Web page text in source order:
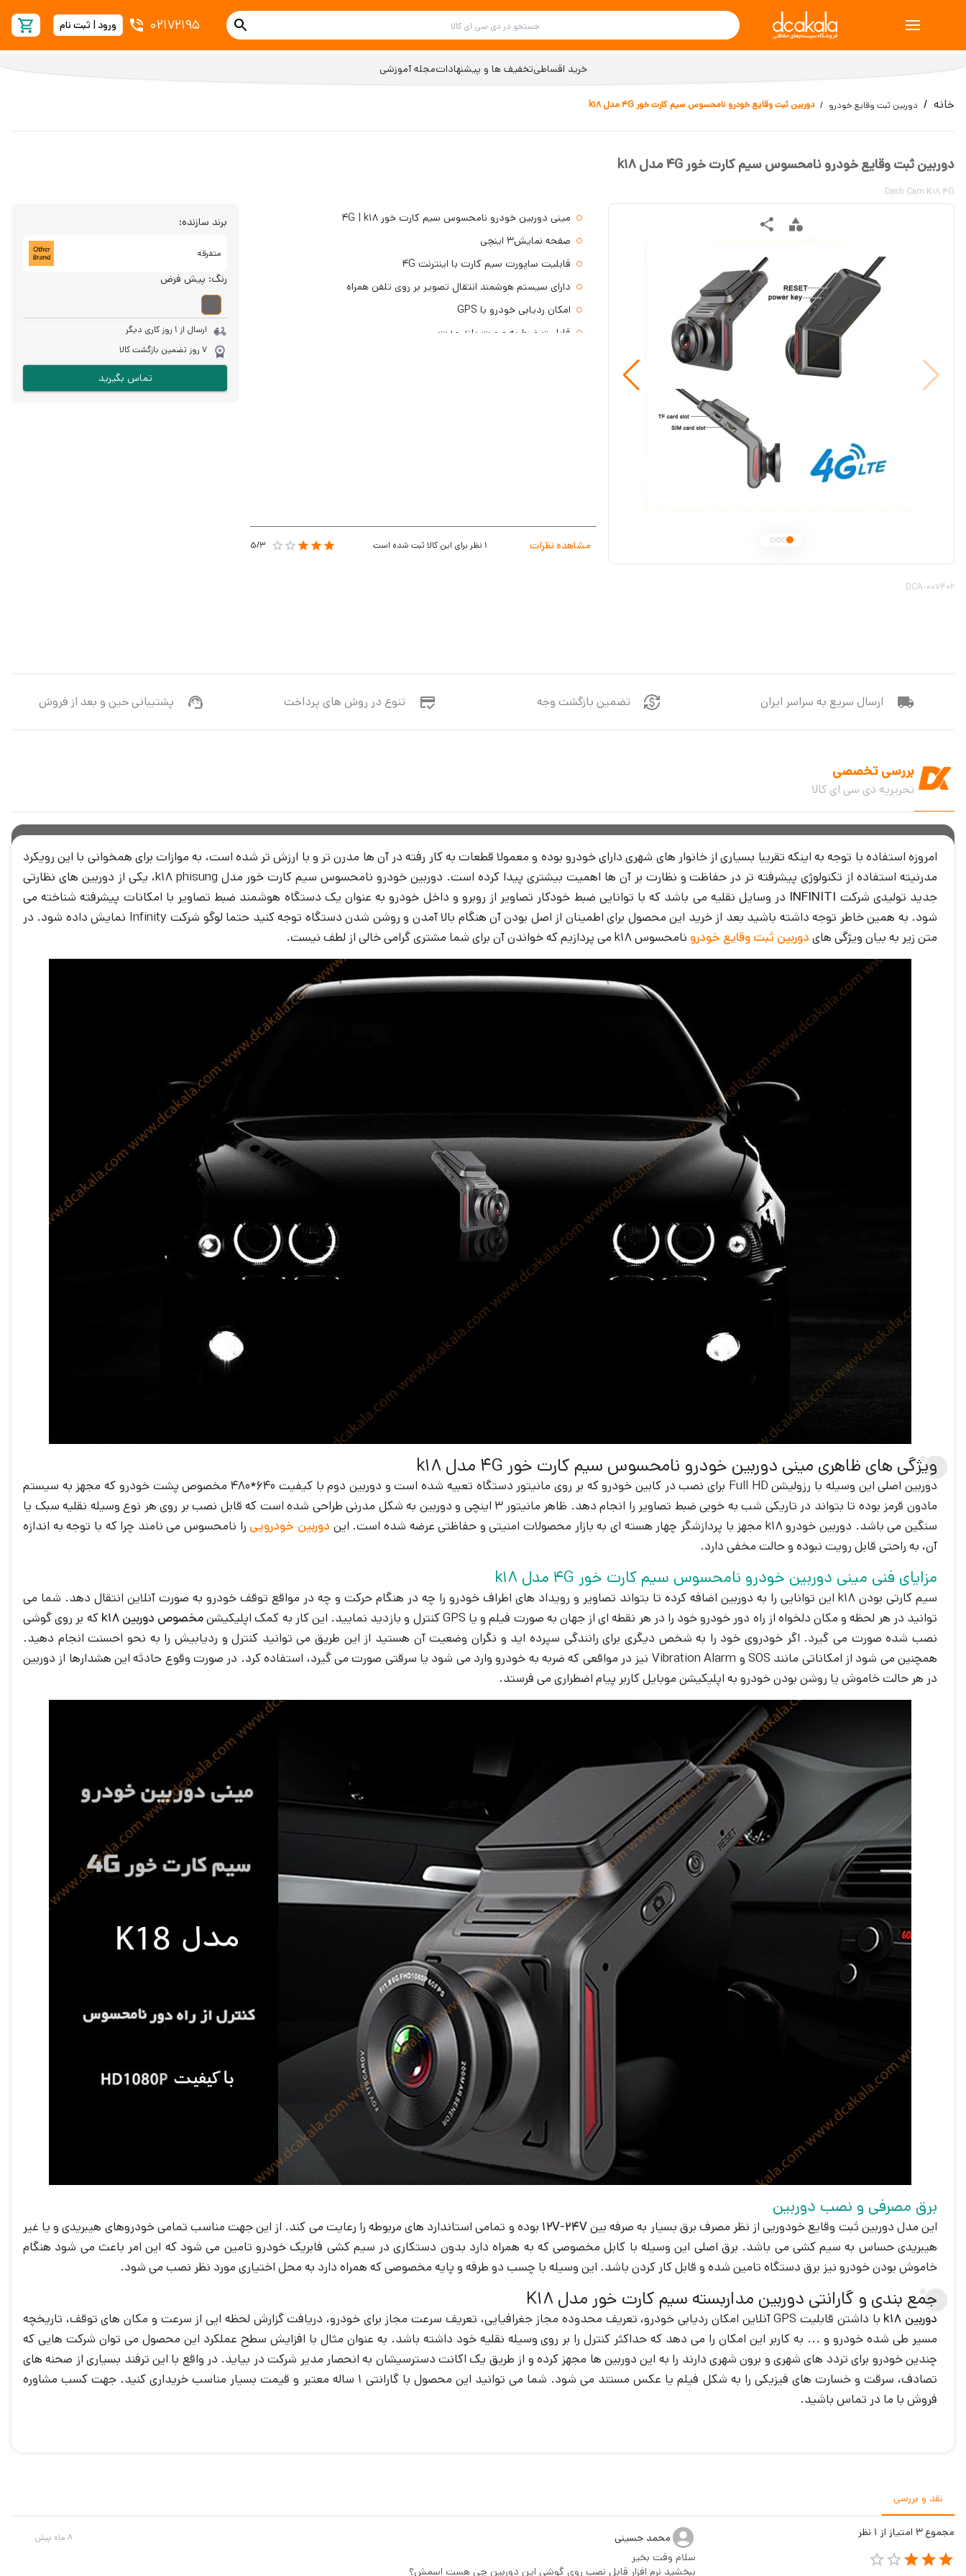
02172195 ورود | ثبت نام
خرید اقساطیتخفیف ها و پیشنهاداتمجله آموزشی
خانه دوربین ثبت وقایع خودرو دوربین ثبت وقایع خودرو نامحسوس سیم کارت خور 4G مدل k18
دوربین ثبت وقایع خودرو نامحسوس سیم کارت خور 4G مدل k18
Dash Cam K18 4G
مینی دوربین خودرو نامحسوس سیم کارت خور 4G | k18
صفحه نمایش۳ اینچی
قابلیت ساپورت سیم کارت با اینترنت 4G
دارای سیستم هوشمند انتقال تصویر بر روی تلفن همراه
امکان ردیابی خودرو با GPS
قابلیت ضبط به صورت بلند مدت
دارای 1 سال ضمانت معتبر
مشاهده نظرات
1 نظر برای این کالا ثبت شده است 5/3
DCA-007402
برند سازنده:
متفرقه
رنگ: پیش فرض
ارسال از 1 روز کاری دیگر
7 روز تضمین بازگشت کالا
تماس بگیرید
ارسال سریع به سراسر ایران تضمین بازگشت وجه تنوع در روش های پرداخت پشتیبانی حین و بعد از فروش
بررسی تخصصی
تحریریه دی سی ای کالا
امروزه استفاده با توجه به اینکه تقریبا بسیاری از خانوار های شهری دارای خودرو بوده و معمولا قطعات به کار رفته در آن ها مدرن تر و با ارزش تر شده است، به موازات برای همخوانی با این رویکرد
مدرنیته استفاده از تکنولوژی پیشرفته تر در حفاظت و نظارت بر آن ها اهمیت بیشتری پیدا کرده است. دوربین خودرو نامحسوس سیم کارت خور مدل k18 phisung، یکی از دوربین های نظارتی
جدید تولیدی شرکت INFINITI در وسایل نقلیه می باشد که با توانایی ضبط خودکار تصاویر از روبرو و داخل خودرو به عنوان یک دستگاه هوشمند ضبط تصاویر با امکانات پیشرفته شناخته می
شود. به همین خاطر توجه داشته باشید بعد از خرید این محصول برای اطمینان از اصل بودن آن هنگام بالا آمدن و روشن شدن دستگاه توجه کنید حتما لوگو شرکت Infinity نمایش داده شود. در
متن زیر به بیان ویژگی های دوربین ثبت وقایع خودرو نامحسوس k18 می پردازیم که خواندن آن برای شما مشتری گرامی خالی از لطف نیست.
ویژگی های ظاهری مینی دوربین خودرو نامحسوس سیم کارت خور 4G مدل k18
دوربین اصلی این وسیله با رزولیشن Full HD برای نصب در کابین خودرو که بر روی مانیتور دستگاه تعبیه شده است و دوربین دوم با کیفیت ۶۴۰*۴۸۰ مخصوص پشت خودرو که مجهز به سیستم
مادون قرمز بوده تا بتواند در تاریکی شب به خوبی ضبط تصاویر را انجام دهد. ظاهر مانیتور 3 اینچی و دوربین به شکل مدرنی طراحی شده است که قابل نصب بر روی هر نوع وسیله نقلیه سبک یا
سنگین می باشد. دوربين خودرو k18 مجهز با پردازشگر چهار هسته ای به بازار محصولات امنیتی و حفاظتی عرضه شده است. این
دوربین خودرویی را نامحسوس می نامند چرا که با توجه به اندازه
آن، به راحتی قابل رویت نبوده و حالت مخفی دارد.
مزایای فنی مینی دوربین خودرو نامحسوس سیم کارت خور 4G مدل k18
سیم کارتی بودن k18 این توانایی را به دوربین اضافه کرده تا بتواند تصاویر و رویداد های اطراف خودرو را چه در هنگام حرکت و چه در مواقع توقف خودرو به صورت آنلاین انتقال دهد. شما می
توانید در هر لحظه و مکان دلخواه از راه دور خودرو خود را در هر نقطه ای از جهان به صورت فیلم و یا GPS کنترل و بازدید نمایید. این کار به کمک اپلیکیشن
مخصوص دوربین k18
که بر روی گوشی
نصب شده صورت می گیرد. اگر خودروی خود را به شخص دیگری برای رانندگی سپرده اید و نگران وضعیت آن هستید از این طریق می توانید کنترل و ردیابیش را به نحو احسنت انجام دهید.
همچنین می شود از امکاناتی مانند SOS و Vibration Alarm نیز در مواقعی که ضربه به خودرو وارد می شود یا سرقتی صورت می گیرد، استفاده کرد. در صورت وقوع حادثه این هشدارها از دوربین
در هر حالت خاموش یا روشن بودن خودرو به اپلیکیشن موبایل کاربر پیام اضطراری می فرستد.
برق مصرفی و نصب دوربین
این مدل دوربین ثبت وقایع خودوریی از نظر مصرف برق بسیار به صرفه بین۱۲V-24V بوده و تمامی استاندارد های مربوطه را رعایت می کند. از این جهت مناسب تمامی خودروهای هیبریدی و یا غیر
هیبریدی حساس به سیم کشی می باشد. برق اصلی این وسیله با کابل مخصوصی که به همراه دارد بدون دستکاری در سیم کشی فابریک خودرو تامین می شود که این امر باعث می شود هنگام
خاموش بودن خودرو نیز برق دستگاه تامین شده و قابل کار کردن باشد. این وسیله با چسب دو طرفه و پایه مخصوصی که همراه دارد به محل اختیاری مورد نظر نصب می شود.
جمع بندی و گارانتی دوربین مداربسته سیم کارت خور مدل K18
دوربین k18
با داشتن قابلیت GPS آنلاین امکان ردیابی خودرو، تعریف محدوده مجاز جغرافیایی، تعریف سرعت مجاز برای خودرو، دریافت گزارش لحظه ایی از سرعت و مکان های توقف، تاریخچه
مسیر طی شده خودرو و ... به کاربر این امکان را می دهد که حداکثر کنترل را بر روی وسیله نقلیه خود داشته باشد. به عنوان مثال با افزایش سطح عملکرد این محصول می توان شرکت هایی که
چندین خودرو برای تردد های شهری و برون شهری دارند را به این دوربین ها مجهز کرده و از طریق یک اکانت دسترسیشان به انحصار مدیر شرکت در بیاید. در واقع با این ترفند بسیاری از صحنه های
تصادف، سرقت و خسارت های فیزیکی را به شکل فیلم یا عکس مستند می شود. شما می توانید این محصول با گارانتی 1 ساله معتبر و قیمت بسیار مناسب خریداری کنید. جهت کسب مشاوره
فروش با ما در تماس باشید.
نقد و بررسی
مجموع3 امتیاز از 1 نظر محمد حسینی 8 ماه پیش
سلام وقت بخیر
ببخشید نرم افزار قابل نصب روی گوشی این دوربین چی هست اسمش؟